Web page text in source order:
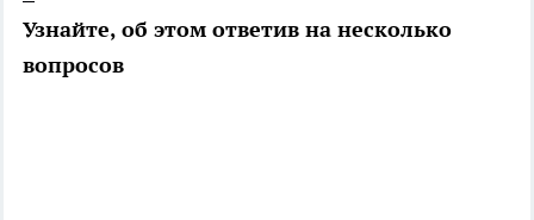
Узнайте, об этом ответив на несколько
вопросов